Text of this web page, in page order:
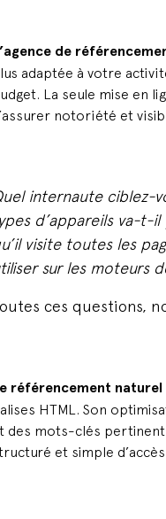
de
adaptée à votre
La seule mise en
notoriété et
internaute ciblez-
d’appareils va-t-
visite toutes les
sur les moteurs
ces questions,
référencement naturel
HTML. Son
des mots-clés
et simple